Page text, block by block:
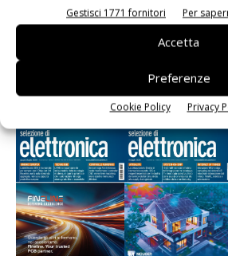
Gestisci 1771 fornitori Per
Accetta
Preferenze
Cookie Policy Privacy
Selezione di elettronica